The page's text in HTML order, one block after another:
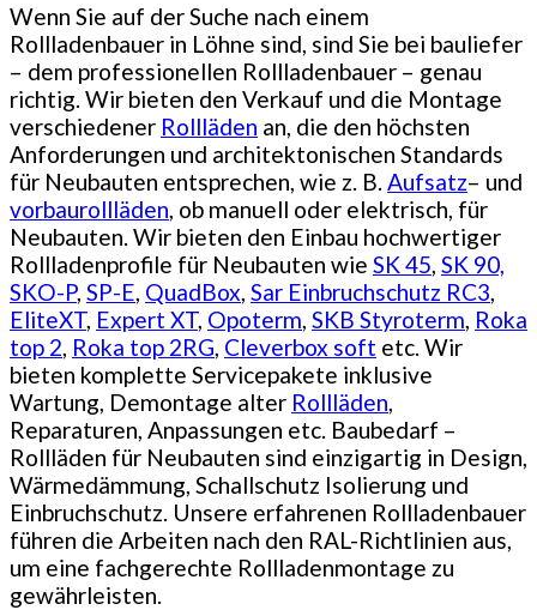
Wenn Sie auf der Suche nach einem
Rollladenbauer in Löhne sind, sind Sie bei bauliefer
– dem professionellen Rollladenbauer – genau
richtig. Wir bieten den Verkauf und die Montage
verschiedener Rollläden an, die den höchsten
Anforderungen und architektonischen Standards
für Neubauten entsprechen, wie z. B.Aufsatz– und
vorbaurollläden, ob manuell oder elektrisch, für
Neubauten. Wir bieten den Einbau hochwertiger
Rollladenprofile für Neubauten wie SK 45, SK 90,
SKO-P, SP-E, QuadBox, Sar Einbruchschutz RC3,
EliteXT, Expert XT, Opoterm, SKB Styroterm, Roka
top 2, Roka top 2RG, Cleverbox soft etc. Wir
bieten komplette Servicepakete inklusive
Wartung, Demontage alter Rollläden,
Reparaturen, Anpassungen etc. Baubedarf –
Rollläden für Neubauten sind einzigartig in Design,
Wärmedämmung, Schallschutz Isolierung und
Einbruchschutz. Unsere erfahrenen Rollladenbauer
führen die Arbeiten nach den RAL-Richtlinien aus,
um eine fachgerechte Rollladenmontage zu
gewährleisten.